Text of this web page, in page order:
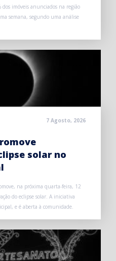
imóveis anunciados na região
semana, segundo uma análise
7 Agosto, 2026
solar no
na próxima quarta-feira, 12
do eclipse solar. A iniciativa
e é aberta à comunidade.